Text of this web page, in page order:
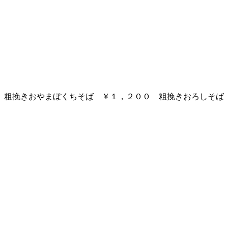
粗挽きおやまぼくちそば ￥１，２００ 粗挽きおろしそば